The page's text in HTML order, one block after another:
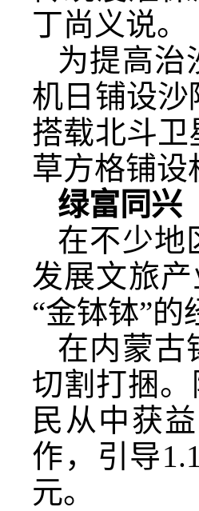
丁尚义说。
为提高治
机日铺设沙
搭载北斗
草方格铺设
绿富同兴
在不少地
发展文旅
“金钵钵”
在内蒙古
切割打捆
民从中获
作，引导
元。